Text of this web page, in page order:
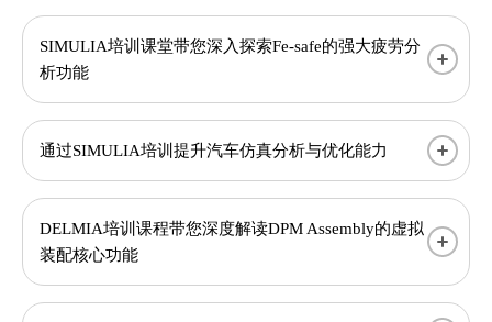
SIMULIA培训课堂带您深入探索Fe-safe的强大疲劳分
析功能
通过SIMULIA培训提升汽车仿真分析与优化能力
DELMIA培训课程带您深度解读DPM Assembly的虚拟
装配核心功能